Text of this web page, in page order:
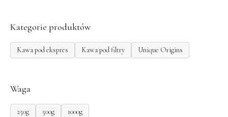
Kategorie produktów
Kawa pod ekspres Kawa pod filtry Unique Origins
Waga
250g 500g 1000g